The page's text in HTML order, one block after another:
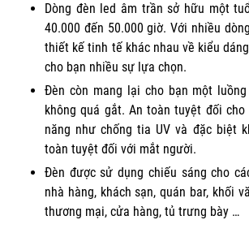
Dòng đèn led âm trần sở hữu một
40.000 đến 50.000 giờ. Với nhiều
thiết kế tinh tế khác nhau về kiểu
cho bạn nhiều sự lựa chọn.
Đèn còn mang lại cho bạn một
không quá gắt. An toàn tuyệt đối
năng như chống tia UV và đặc biệt
toàn tuyệt đối với mắt người.
Đèn được sử dụng chiếu sáng cho
nhà hàng, khách sạn, quán bar, khối
thương mại, cửa hàng, tủ trưng bày …